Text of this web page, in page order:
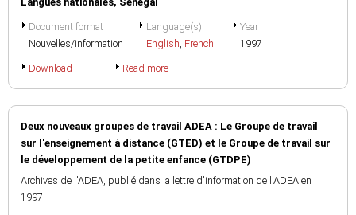
Document format
Nouvelles/information
Language(s)
English, French
Year
1997
Download Read more
Deux nouveaux groupes de travail ADEA : Le Groupe de travail
sur l'enseignement à distance (GTED) et le Groupe de travail sur
le développement de la petite enfance (GTDPE)
Archives de l'ADEA, publié dans la lettre d'information de l'ADEA en
1997